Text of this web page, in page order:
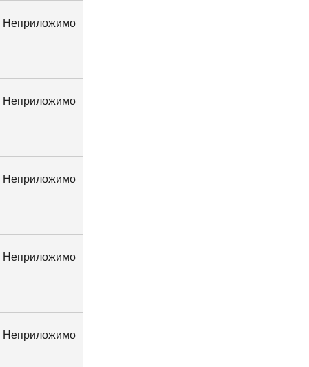
Неприложимо
Неприложимо
Неприложимо
Неприложимо
Неприложимо